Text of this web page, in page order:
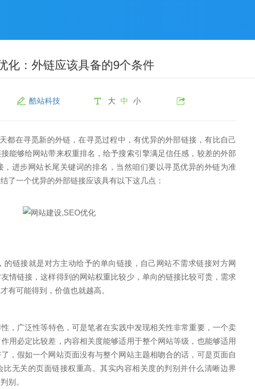
化：外链应该具备的9个条件
酷站科技 大 中 小
都在寻觅新的外链，在寻觅过程中，有优异的外部链接，有比自己
能够给网站带来权重排名，给予搜索引擎满足信任感，较差的外部
进步网站长尾关键词的排名，当然咱们要以寻觅优异的外链为准
了一个优异的外部链接应该具有以下这几点：
链接就是对方主动给予的单向链接，自己网站不需求链接对方网
情链接，这样得到的网站权重比较少，单向的链接比较可贵，需求
有可能得到，价值也就越高。
，广泛性等特色，可是笔者在实践中发现相关性非常重要，一个卖
用必定比较差，内容相关度能够适用于整个网站等级，也能够适用
，假如一个网站页面没有与整个网站主题相吻合的话，可是页面自
无关的页面链接权重高。其实内容相关度的判别并什么清晰边界
别。